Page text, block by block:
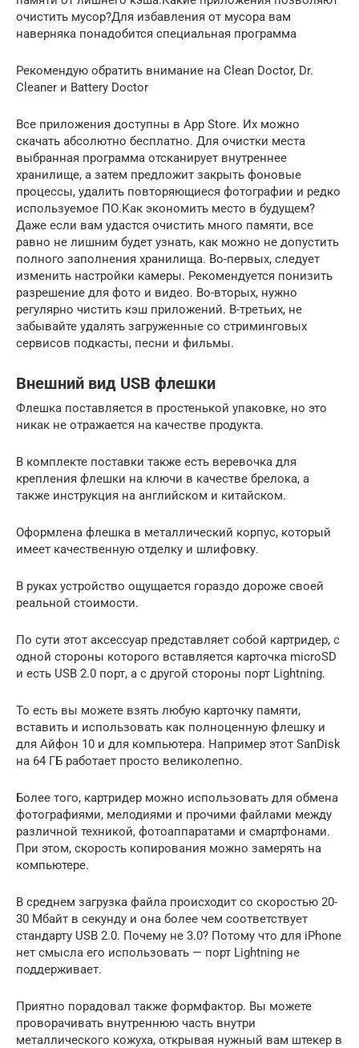
очистить мусор?Для избавления от мусора вам
наверняка понадобится специальная программа
Рекомендую обратить внимание на Clean Doctor, Dr.
Cleaner и Battery Doctor
Все приложения доступны в App Store. Их можно
скачать абсолютно бесплатно. Для очистки места
выбранная программа отсканирует внутреннее
хранилище, а затем предложит закрыть фоновые
процессы, удалить повторяющиеся фотографии и редко
используемое ПО.Как экономить место в будущем?
Даже если вам удастся очистить много памяти, все
равно не лишним будет узнать, как можно не допустить
полного заполнения хранилища. Во-первых, следует
изменить настройки камеры. Рекомендуется понизить
разрешение для фото и видео. Во-вторых, нужно
регулярно чистить кэш приложений. В-третьих, не
забывайте удалять загруженные со стриминговых
сервисов подкасты, песни и фильмы.
Внешний вид USB флешки
Флешка поставляется в простенькой упаковке, но это
никак не отражается на качестве продукта.
В комплекте поставки также есть веревочка для
крепления флешки на ключи в качестве брелока, а
также инструкция на английском и китайском.
Оформлена флешка в металлический корпус, который
имеет качественную отделку и шлифовку.
В руках устройство ощущается гораздо дороже своей
реальной стоимости.
По сути этот аксессуар представляет собой картридер, с
одной стороны которого вставляется карточка microSD
и есть USB 2.0 порт, а с другой стороны порт Lightning.
То есть вы можете взять любую карточку памяти,
вставить и использовать как полноценную флешку и
для Айфон 10 и для компьютера. Например этот SanDisk
на 64 ГБ работает просто великолепно.
Более того, картридер можно использовать для обмена
фотографиями, мелодиями и прочими файлами между
различной техникой, фотоаппаратами и смартфонами.
При этом, скорость копирования можно замерять на
компьютере.
В среднем загрузка файла происходит со скоростью 20-
30 Мбайт в секунду и она более чем соответствует
стандарту USB 2.0. Почему не 3.0? Потому что для iPhone
нет смысла его использовать — порт Lightning не
поддерживает.
Приятно порадовал также формфактор. Вы можете
проворачивать внутреннюю часть внутри
металлического кожуха, открывая нужный вам штекер в